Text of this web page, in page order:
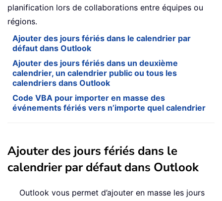
planification lors de collaborations entre équipes ou
régions.
Ajouter des jours fériés dans le calendrier par
défaut dans Outlook
Ajouter des jours fériés dans un deuxième
calendrier, un calendrier public ou tous les
calendriers dans Outlook
Code VBA pour importer en masse des
événements fériés vers n’importe quel calendrier
Ajouter des jours fériés dans le
calendrier par défaut dans Outlook
Outlook vous permet d’ajouter en masse les jours